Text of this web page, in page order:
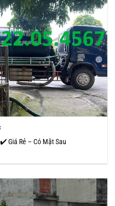
Giá Rẻ – Có Mặt Sau